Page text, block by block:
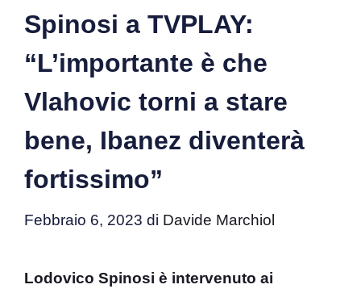
Spinosi a TVPLAY:
“L’importante è che
Vlahovic torni a stare
bene, Ibanez diventerà
fortissimo”
Febbraio 6, 2023 di Davide Marchiol
Lodovico Spinosi è intervenuto ai